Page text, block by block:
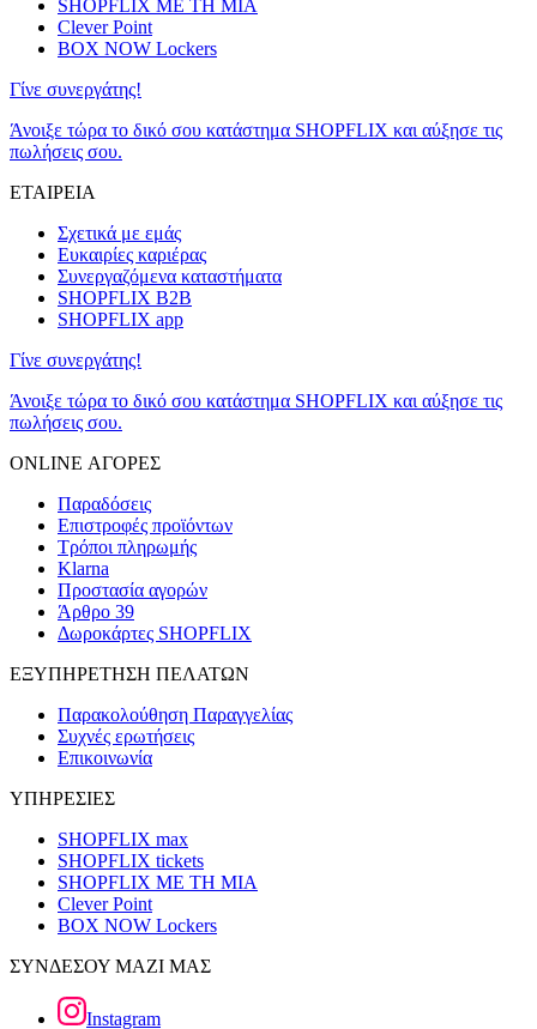
SHOPFLIX ΜΕ ΤΗ ΜΙΑ
Clever Point
BOX NOW Lockers
Γίνε συνεργάτης!
Άνοιξε τώρα το δικό σου κατάστημα SHOPFLIX και αύξησε τις
πωλήσεις σου.
ΕΤΑΙΡΕΙΑ
Σχετικά με εμάς
Ευκαιρίες καριέρας
Συνεργαζόμενα καταστήματα
SHOPFLIX B2B
SHOPFLIX app
Γίνε συνεργάτης!
Άνοιξε τώρα το δικό σου κατάστημα SHOPFLIX και αύξησε τις
πωλήσεις σου.
ONLINE ΑΓΟΡΕΣ
Παραδόσεις
Επιστροφές προϊόντων
Τρόποι πληρωμής
Klarna
Προστασία αγορών
Άρθρο 39
Δωροκάρτες SHOPFLIX
ΕΞΥΠΗΡΕΤΗΣΗ ΠΕΛΑΤΩΝ
Παρακολούθηση Παραγγελίας
Συχνές ερωτήσεις
Επικοινωνία
ΥΠΗΡΕΣΙΕΣ
SHOPFLIX max
SHOPFLIX tickets
SHOPFLIX ΜΕ ΤΗ ΜΙΑ
Clever Point
BOX NOW Lockers
ΣΥΝΔΕΣΟΥ ΜΑΖΙ ΜΑΣ
Instagram